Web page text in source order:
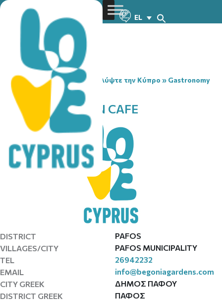
EL
You are here:Home» Ανακαλύψτε την Κύπρο » Gastronomy
» BEGONIA GARDEN CAFE
BEGONIA GARDEN CAFE
DISTRICT
PAFOS
VILLAGES/CITY
PAFOS MUNICIPALITY
TEL
26942232
EMAIL
info@begoniagardens.com
CITY GREEK
ΔΗΜΟΣ ΠΑΦΟΥ
DISTRICT GREEK
ΠΑΦΟΣ